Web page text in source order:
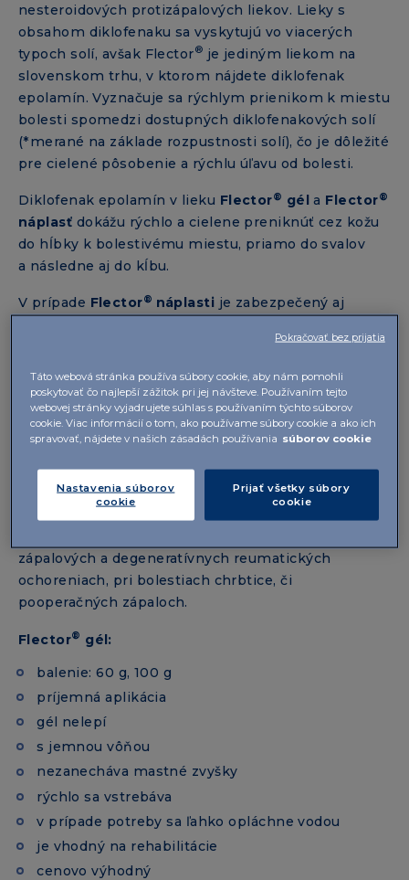
nesteroidových protizápalových liekov. Lieky s
obsahom diklofenaku sa vyskytujú vo viacerých
typoch solí, avšak Flector® je jediným liekom na
slovenskom trhu, v ktorom nájdete diklofenak
epolamín. Vyznačuje sa rýchlym prienikom k miestu
bolesti spomedzi dostupných diklofenakových solí
(*merané na základe rozpustnosti solí), čo je dôležité
pre cielené pôsobenie a rýchlu úľavu od bolesti.
Diklofenak epolamín v lieku Flector® géla Flector®
náplasť dokážu rýchlo a cielene preniknúť cez kožu
do hĺbky k bolestivému miestu, priamo do svalov
a následne aj do kĺbu.
V prípade Flector® náplasti je zabezpečený aj
účinnej látky po dobu 12 – 24 hodín podľa počtu
aplikácií. Výhodou náplasti je šetrnejší prístup
k celému organizmu, pretože liečivo preniká
priamo do bolestivého miesta a do krvného obehu
sa dostáva len 3-6% z celkového množstva
Flector®gélalebo náplasť sa odporúča použiť všade
zápalových a degeneratívnych reumatických
ochoreniach, pri bolestiach chrbtice, či
pooperačných zápaloch.
Flector® gél:
balenie: 60 g, 100 g
príjemná aplikácia
gél nelepí
s jemnou vôňou
nezanecháva mastné zvyšky
rýchlo sa vstrebáva
v prípade potreby sa ľahko opláchne vodou
je vhodný na rehabilitácie
cenovo výhodný
Táto webová stránka používa súbory cookie, aby nám pomohli
poskytovať čo najlepší zážitok pri jej návšteve. Používaním tejto
webovej stránky vyjadrujete súhlas s používaním týchto súborov
cookie. Viac informácií o tom, ako používame súbory cookie a ako ich
spravovať, nájdete v našich zásadách používania súborov cookie
Nastavenia súborov
cookie
Prijať všetky súbory
cookie
Pokračovať bez prijatia